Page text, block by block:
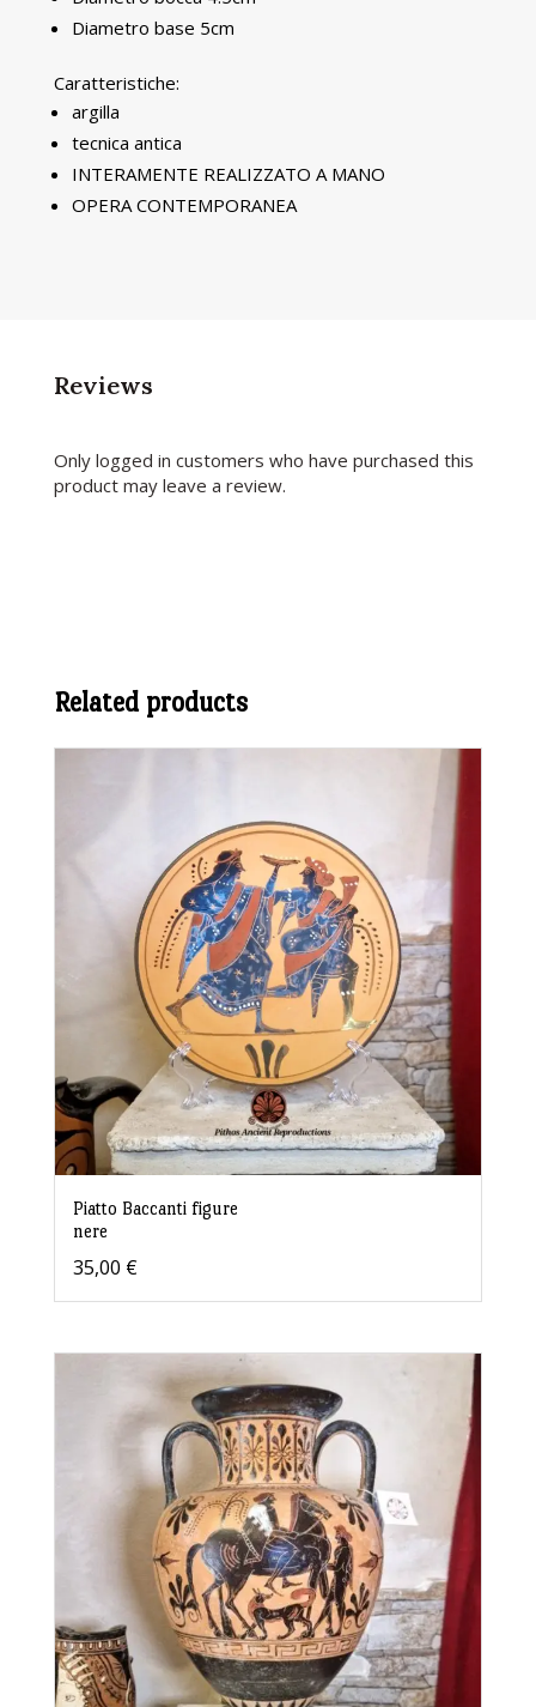
Diametro base 5cm
Caratteristiche:
argilla
tecnica antica
INTERAMENTE REALIZZATO A MANO
OPERA CONTEMPORANEA
Reviews
Only logged in customers who have purchased this
product may leave a review.
Related products
Piatto Baccanti figure
nere
35,00 €